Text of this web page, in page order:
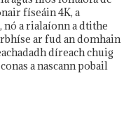
físeáin 4K, a
a rialaíonn a dtithe
ar fud an domhain
díreach chuig
a nascann pobail